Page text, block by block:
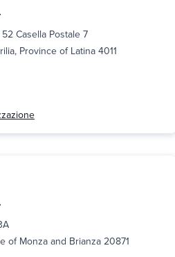
Casella Postale 7
Province of Latina 4011
of Monza and Brianza 20871